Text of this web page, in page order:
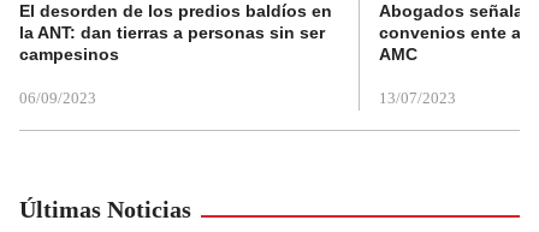
El desorden de los predios baldíos en
la ANT: dan tierras a personas sin ser
campesinos
06/09/2023
Abogados
convenios ente
AMC
13/07/2023
Últimas Noticias